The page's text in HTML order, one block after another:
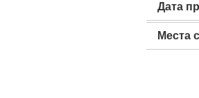
Дата
Места